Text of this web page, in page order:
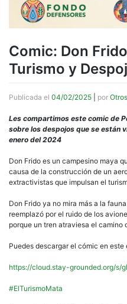
Comic: Don
Turismo y
Publicada el 04/02/2025 por
Les compartimos este comic de
sobre los despojos que se están
enero del 2024
Don Frido es un campesino maya
causa de la construcción de un
extractivistas que impulsan el
Don Frido ya no mira más a la
reemplazó por el ruido de los
porque un tren atraviesa el camino
Puedes descargar el cómic en este
https://cloud.stay-grounded.org/s/
#ElTurismoMata